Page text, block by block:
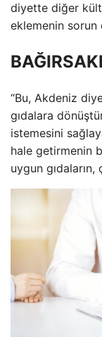
diyette diğer
eklemenin sorun
“Bu, Akdeniz
gıdalara
istemesini
hale getirmenin
uygun gıdaların,